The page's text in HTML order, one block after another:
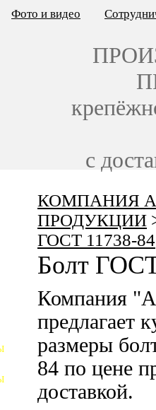
КОМПАНИЯ
ПРОДУКЦИИ
ГОСТ 11738-84
Болт
Компания
предлагает
размеры
84 по цене
доставкой.
Фото и видео
с